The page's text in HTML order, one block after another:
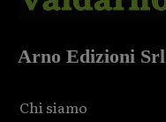
Arno Edizioni Srl
Chi siamo